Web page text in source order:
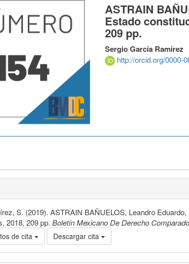
ASTRAIN
Estado
209 pp.
Sergio García Ramírez
http://orcid.org/0000-
S. (2019). ASTRAIN BAÑUELOS, Leandro
2018, 209 pp. Boletín Mexicano De Derecho Comparado
de cita Descargar cita